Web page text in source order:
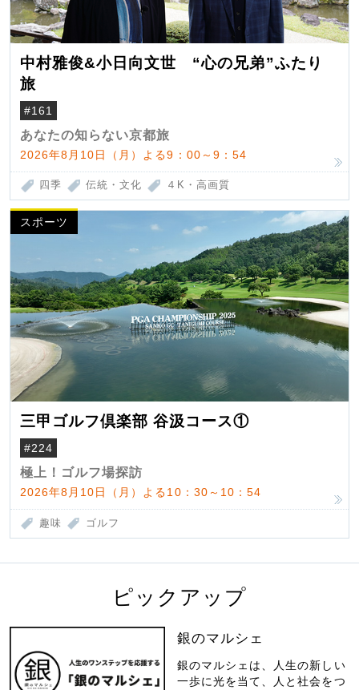
中村雅俊&小日向文世 “心の兄弟”ふたり
旅
#161
あなたの知らない京都旅
2026年8月10日（月）よる9：00～9：54
四季 伝統・文化 ４K・高画質
スポーツ
三甲ゴルフ倶楽部 谷汲コース①
#224
極上！ゴルフ場探訪
2026年8月10日（月）よる10：30～10：54
趣味 ゴルフ
ピックアップ
銀のマルシェ
銀のマルシェは、人生の新しい
一歩に光を当て、人と社会をつ